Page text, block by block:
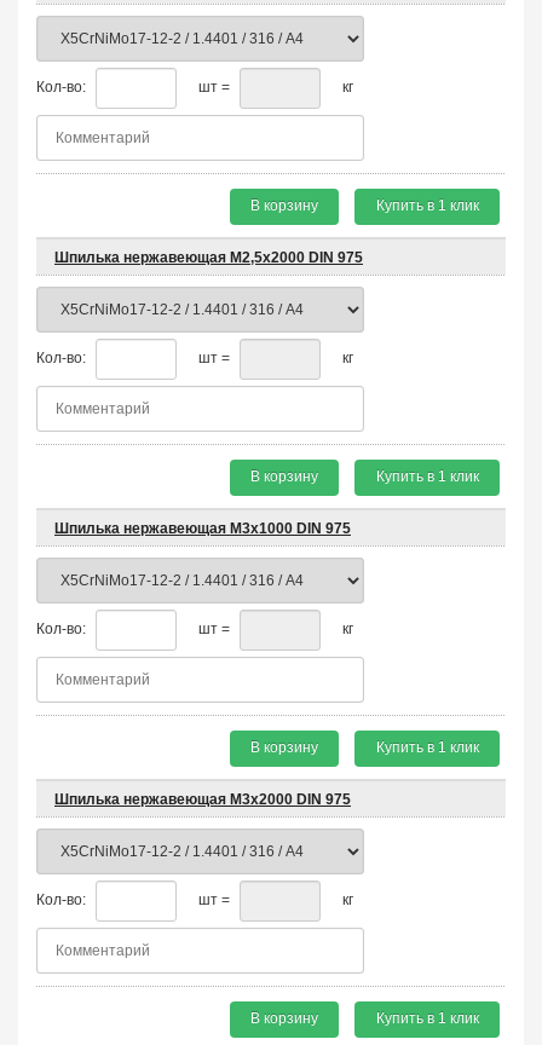
Кол-во: шт = кг
В корзину Купить в 1 клик
Шпилька нержавеющая М2,5х2000 DIN 975
Кол-во: шт = кг
В корзину Купить в 1 клик
Шпилька нержавеющая М3х1000 DIN 975
Кол-во: шт = кг
В корзину Купить в 1 клик
Шпилька нержавеющая М3х2000 DIN 975
Кол-во: шт = кг
В корзину Купить в 1 клик